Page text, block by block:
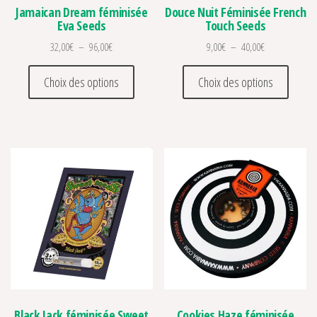
Jamaican Dream féminisée
Eva Seeds
32,00€ – 96,00€Plage de prix : 32,00€ à 96,00€
Choix des options
Ce produit a plusieurs variations. Les
Douce Nuit Féminisée French
Touch Seeds
9,00€ – 40,00€Plage de prix
Choix des options
Ce